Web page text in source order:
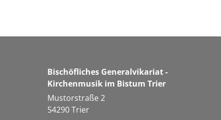
Bischöfliches Generalvikariat -
Kirchenmusik im Bistum Trier
Mustorstraße 2
54290Trier